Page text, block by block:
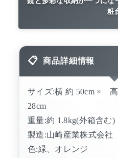
粧
商品詳細情報
サイズ:横 約 50cm ×
28cm
重量:約 1.8kg(外箱含む)
製造:山崎産業株式会社
色:緑、オレンジ